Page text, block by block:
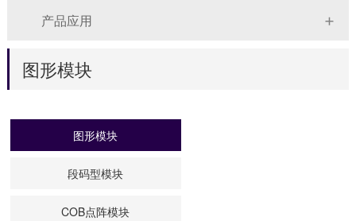
产品应用
图形模块
图形模块
段码型模块
COB点阵模块